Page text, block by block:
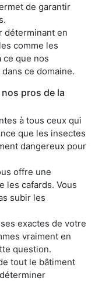
de garantir
déterminant en
comme les
ce que nos
ce domaine.
pros de la
à tous ceux qui
que les insectes
dangereux pour
offre une
les cafards. Vous
subir les
exactes de votre
vraiment en
question.
tout le bâtiment